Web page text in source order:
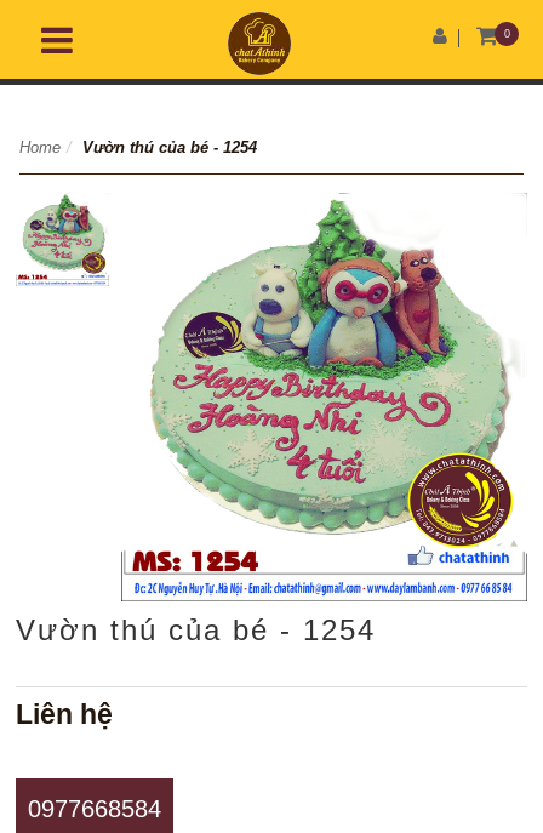
0
Home / Vườn thú của bé - 1254
Vườn thú của bé - 1254
Liên hệ
0977668584